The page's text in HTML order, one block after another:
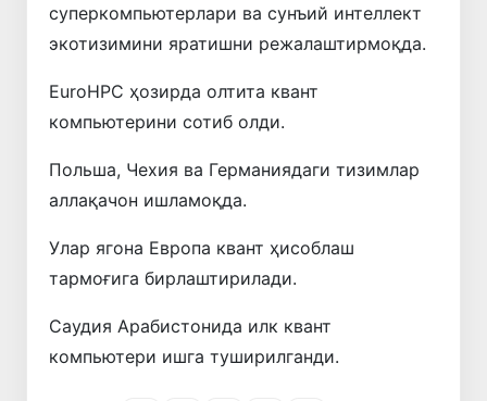
суперкомпьютерлари ва сунъий интеллект
экотизимини яратишни режалаштирмоқда.
EuroHPC ҳозирда олтита квант
компьютерини сотиб олди.
Польша, Чехия ва Германиядаги тизимлар
аллақачон ишламоқда.
Улар ягона Европа квант ҳисоблаш
тармоғига бирлаштирилади.
Саудия Арабистонида илк квант
компьютери ишга туширилганди.